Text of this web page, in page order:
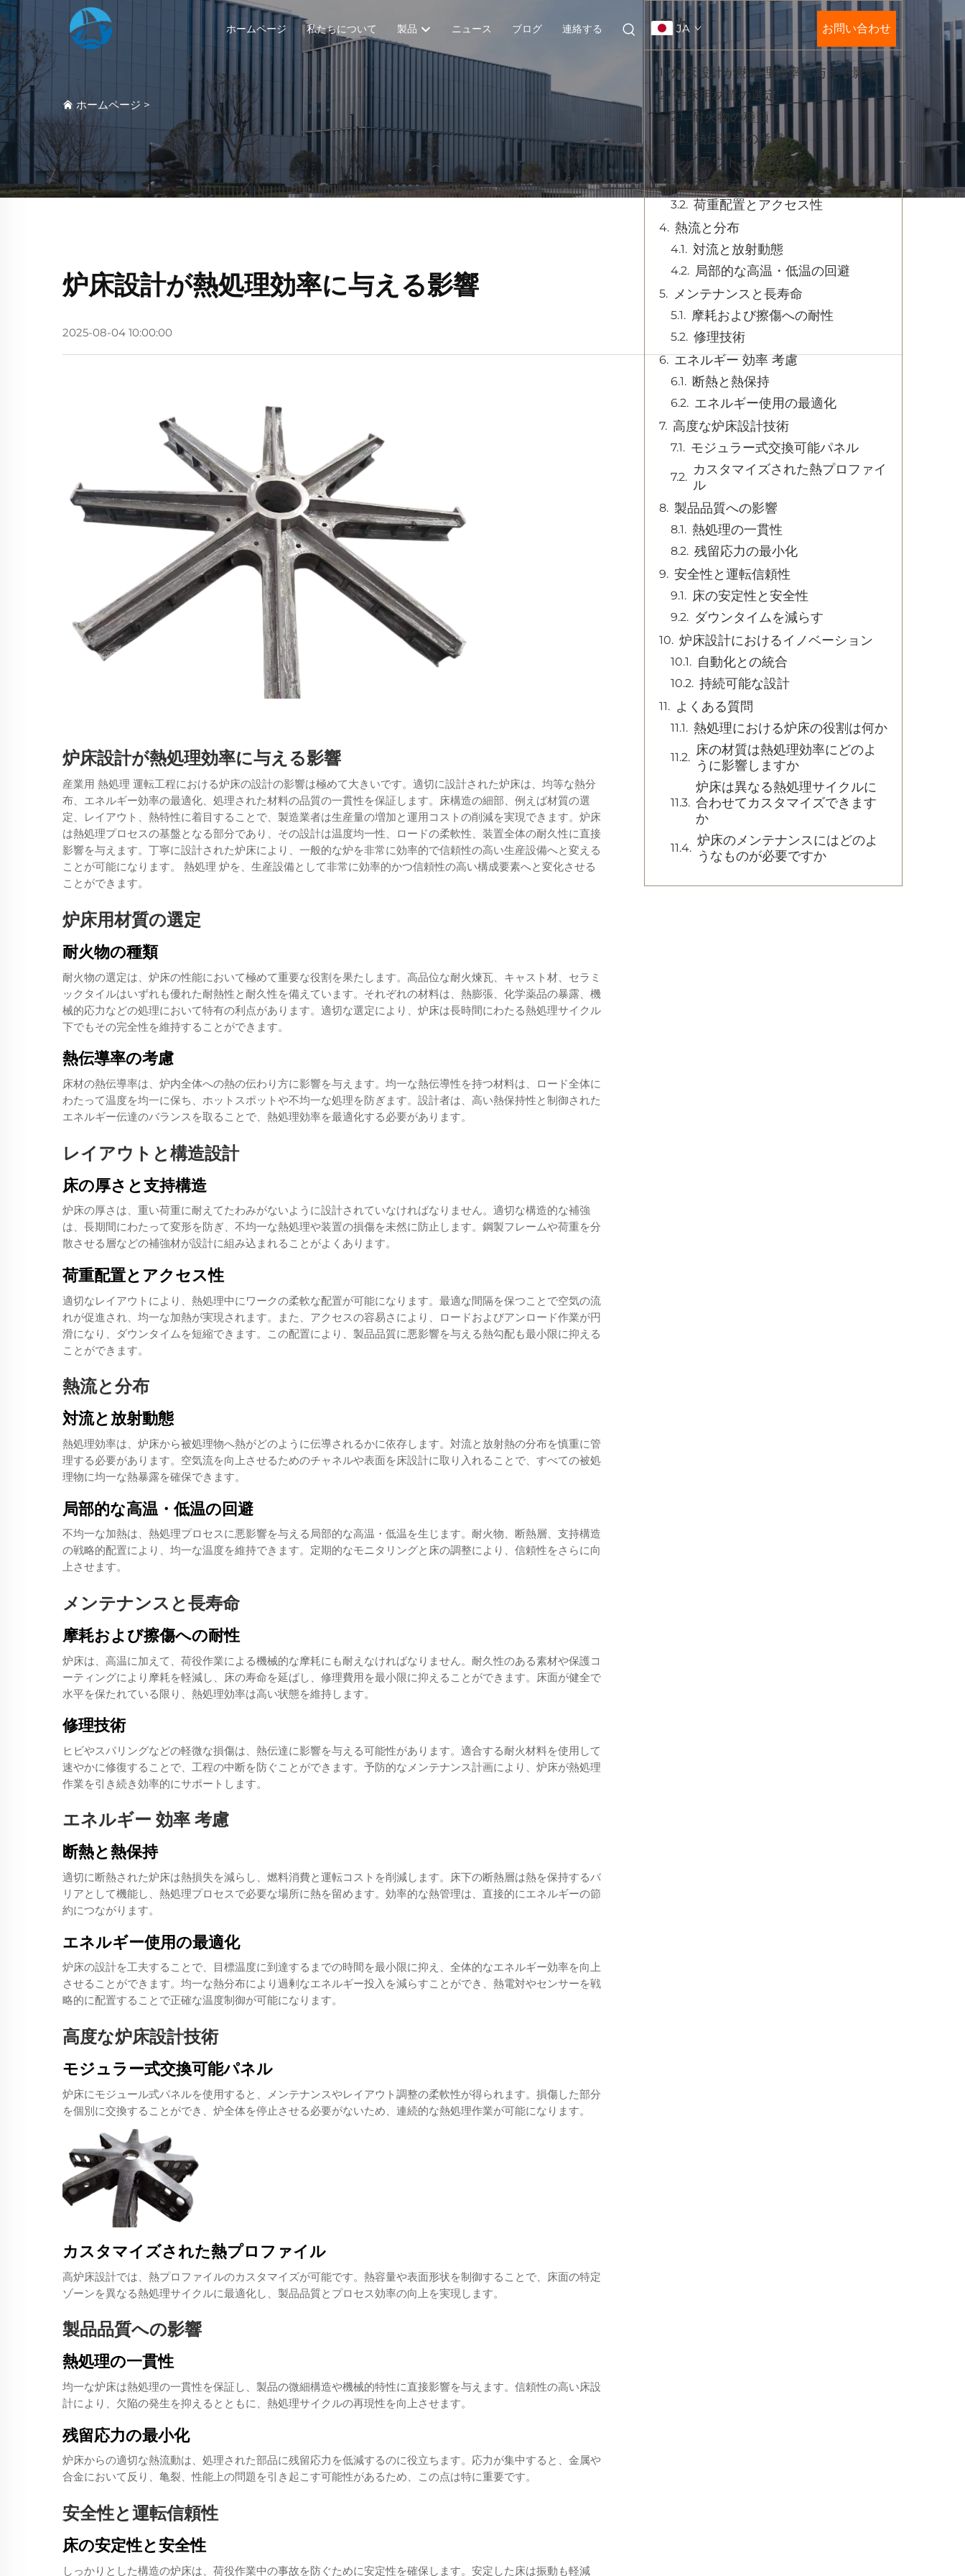
ホームページ 私たちについて 製品 ニュース ブログ 連絡する JA お問い合わせ
ホームページ >
炉床設計が熱処理効率に与える影響
2025-08-04 10:00:00
炉床設計が熱処理効率に与える影響
産業用 熱処理 運転工程における炉床の設計の影響は極めて大きいです。適切に設計された炉床は、均等な熱分
布、エネルギー効率の最適化、処理された材料の品質の一貫性を保証します。床構造の細部、例えば材質の選
定、レイアウト、熱特性に着目することで、製造業者は生産量の増加と運用コストの削減を実現できます。炉床
は熱処理プロセスの基盤となる部分であり、その設計は温度均一性、ロードの柔軟性、装置全体の耐久性に直接
影響を与えます。丁寧に設計された炉床により、一般的な炉を非常に効率的で信頼性の高い生産設備へと変える
ことが可能になります。 熱処理 炉を、生産設備として非常に効率的かつ信頼性の高い構成要素へと変化させる
ことができます。
炉床用材質の選定
耐火物の種類
耐火物の選定は、炉床の性能において極めて重要な役割を果たします。高品位な耐火煉瓦、キャスト材、セラミ
ックタイルはいずれも優れた耐熱性と耐久性を備えています。それぞれの材料は、熱膨張、化学薬品の暴露、機
械的応力などの処理において特有の利点があります。適切な選定により、炉床は長時間にわたる熱処理サイクル
下でもその完全性を維持することができます。
熱伝導率の考慮
床材の熱伝導率は、炉内全体への熱の伝わり方に影響を与えます。均一な熱伝導性を持つ材料は、ロード全体に
わたって温度を均一に保ち、ホットスポットや不均一な処理を防ぎます。設計者は、高い熱保持性と制御された
エネルギー伝達のバランスを取ることで、熱処理効率を最適化する必要があります。
レイアウトと構造設計
床の厚さと支持構造
炉床の厚さは、重い荷重に耐えてたわみがないように設計されていなければなりません。適切な構造的な補強
は、長期間にわたって変形を防ぎ、不均一な熱処理や装置の損傷を未然に防止します。鋼製フレームや荷重を分
散させる層などの補強材が設計に組み込まれることがよくあります。
荷重配置とアクセス性
適切なレイアウトにより、熱処理中にワークの柔軟な配置が可能になります。最適な間隔を保つことで空気の流
れが促進され、均一な加熱が実現されます。また、アクセスの容易さにより、ロードおよびアンロード作業が円
滑になり、ダウンタイムを短縮できます。この配置により、製品品質に悪影響を与える熱勾配も最小限に抑える
ことができます。
熱流と分布
対流と放射動態
熱処理効率は、炉床から被処理物へ熱がどのように伝導されるかに依存します。対流と放射熱の分布を慎重に管
理する必要があります。空気流を向上させるためのチャネルや表面を床設計に取り入れることで、すべての被処
理物に均一な熱暴露を確保できます。
局部的な高温・低温の回避
不均一な加熱は、熱処理プロセスに悪影響を与える局部的な高温・低温を生じます。耐火物、断熱層、支持構造
の戦略的配置により、均一な温度を維持できます。定期的なモニタリングと床の調整により、信頼性をさらに向
上させます。
メンテナンスと長寿命
摩耗および擦傷への耐性
炉床は、高温に加えて、荷役作業による機械的な摩耗にも耐えなければなりません。耐久性のある素材や保護コ
ーティングにより摩耗を軽減し、床の寿命を延ばし、修理費用を最小限に抑えることができます。床面が健全で
水平を保たれている限り、熱処理効率は高い状態を維持します。
修理技術
ヒビやスパリングなどの軽微な損傷は、熱伝達に影響を与える可能性があります。適合する耐火材料を使用して
速やかに修復することで、工程の中断を防ぐことができます。予防的なメンテナンス計画により、炉床が熱処理
作業を引き続き効率的にサポートします。
エネルギー 効率 考慮
断熱と熱保持
適切に断熱された炉床は熱損失を減らし、燃料消費と運転コストを削減します。床下の断熱層は熱を保持するバ
リアとして機能し、熱処理プロセスで必要な場所に熱を留めます。効率的な熱管理は、直接的にエネルギーの節
約につながります。
エネルギー使用の最適化
炉床の設計を工夫することで、目標温度に到達するまでの時間を最小限に抑え、全体的なエネルギー効率を向上
させることができます。均一な熱分布により過剰なエネルギー投入を減らすことができ、熱電対やセンサーを戦
略的に配置することで正確な温度制御が可能になります。
高度な炉床設計技術
モジュラー式交換可能パネル
炉床にモジュール式パネルを使用すると、メンテナンスやレイアウト調整の柔軟性が得られます。損傷した部分
を個別に交換することができ、炉全体を停止させる必要がないため、連続的な熱処理作業が可能になります。
カスタマイズされた熱プロファイル
高炉床設計では、熱プロファイルのカスタマイズが可能です。熱容量や表面形状を制御することで、床面の特定
ゾーンを異なる熱処理サイクルに最適化し、製品品質とプロセス効率の向上を実現します。
製品品質への影響
熱処理の一貫性
均一な炉床は熱処理の一貫性を保証し、製品の微細構造や機械的特性に直接影響を与えます。信頼性の高い床設
計により、欠陥の発生を抑えるとともに、熱処理サイクルの再現性を向上させます。
残留応力の最小化
炉床からの適切な熱流動は、処理された部品に残留応力を低減するのに役立ちます。応力が集中すると、金属や
合金において反り、亀裂、性能上の問題を引き起こす可能性があるため、この点は特に重要です。
安全性と運転信頼性
床の安定性と安全性
しっかりとした構造の炉床は、荷役作業中の事故を防ぐために安定性を確保します。安定した床は振動も軽減
目次
炉床設計が熱処理効率に与える影響
炉床用材質の選定
耐火物の種類
熱伝導率の考慮
レイアウトと構造設計
床の厚さと支持構造
荷重配置とアクセス性
熱流と分布
対流と放射動態
局部的な高温・低温の回避
メンテナンスと長寿命
摩耗および擦傷への耐性
修理技術
エネルギー 効率 考慮
断熱と熱保持
エネルギー使用の最適化
高度な炉床設計技術
モジュラー式交換可能パネル
カスタマイズされた熱プロファイ
ル
製品品質への影響
熱処理の一貫性
残留応力の最小化
安全性と運転信頼性
床の安定性と安全性
ダウンタイムを減らす
炉床設計におけるイノベーション
自動化との統合
持続可能な設計
よくある質問
熱処理における炉床の役割は何か
床の材質は熱処理効率にどのよ
うに影響しますか
炉床は異なる熱処理サイクルに
合わせてカスタマイズできます
か
炉床のメンテナンスにはどのよ
うなものが必要ですか